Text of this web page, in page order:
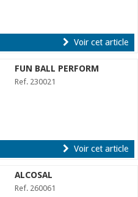
Voir cet article
FUN BALL PERFORM
Ref. 230021
Voir cet article
ALCOSAL
Ref. 260061